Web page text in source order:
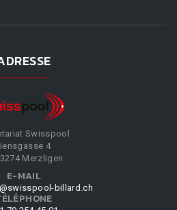
Swisspool
4
Merzligen
E-MAIL
billard.ch